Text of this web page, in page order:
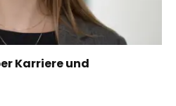
Karriere und